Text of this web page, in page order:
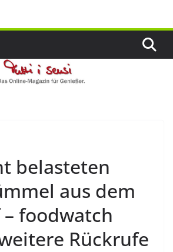
belasteten
aus dem
foodwatch
Rückrufe